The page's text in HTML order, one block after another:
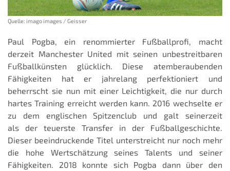
Quelle: imago images / Geisser
Paul Pogba, ein renommierter Fußballprofi, macht
derzeit Manchester United mit seinen unbestreitbaren
Fußballkünsten glücklich. Diese atemberaubenden
Fähigkeiten hat er jahrelang perfektioniert und
beherrscht sie nun mit einer Leichtigkeit, die nur durch
hartes Training erreicht werden kann. 2016 wechselte er
zu dem englischen Spitzenclub und galt seinerzeit
als der teuerste Transfer in der Fußballgeschichte.
Dieser beeindruckende Titel unterstreicht nur noch mehr
die hohe Wertschätzung seines Talents und seiner
Fähigkeiten. 2018 konnte sich Pogba dann über den